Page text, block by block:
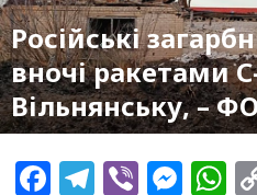
Російські
вночі ракетами
Вільнянську, –
Facebook
Telegram
Viber